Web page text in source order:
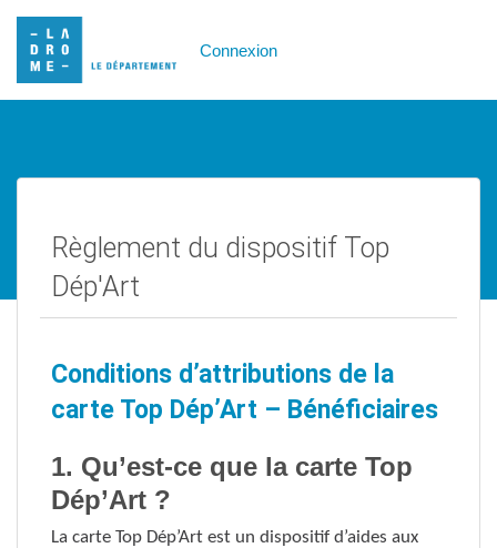
Connexion
Règlement du dispositif Top
Dép'Art
Conditions d’attributions de la
carte Top Dép’Art – Bénéficiaires
1. Qu’est-ce que la carte Top
Dép’Art ?
La carte Top Dép’Art est un dispositif d’aides aux